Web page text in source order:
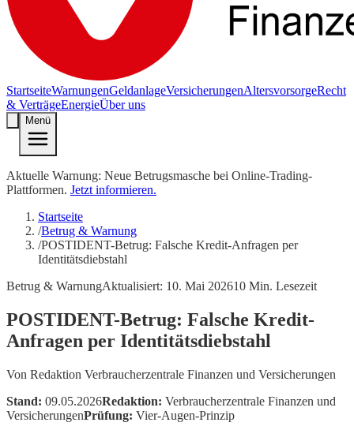
StartseiteWarnungenGeldanlageVersicherungenAltersvorsorgeRecht
& VerträgeEnergieÜber uns
Menü
Aktuelle Warnung: Neue Betrugsmasche bei Online-Trading-
Plattformen. Jetzt informieren.
Startseite
/Betrug & Warnung
/POSTIDENT-Betrug: Falsche Kredit-Anfragen per
Identitätsdiebstahl
Betrug & WarnungAktualisiert: 10. Mai 202610 Min. Lesezeit
POSTIDENT-Betrug: Falsche Kredit-
Anfragen per Identitätsdiebstahl
Von Redaktion Verbraucherzentrale Finanzen und Versicherungen
Stand: 09.05.2026Redaktion: Verbraucherzentrale Finanzen und
VersicherungenPrüfung: Vier-Augen-Prinzip